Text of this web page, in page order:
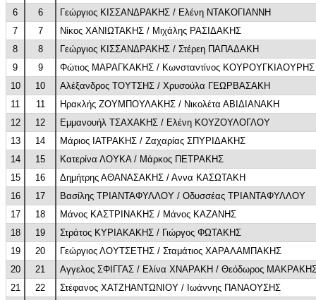
6
6
Γεώργιος ΚΙΣΣΑΝΔΡΑΚΗΣ / Ελένη ΝΤΑΚΟΓΙΑΝΝΗ
7
7
Νίκος ΧΑΝΙΩΤΑΚΗΣ / Μιχάλης ΡΑΣΙΔΑΚΗΣ
8
8
Γεώργιος ΚΙΣΣΑΝΔΡΑΚΗΣ / Στέρεη ΠΑΠΑΔΑΚΗ
9
9
Φώτιος ΜΑΡΑΓΚΑΚΗΣ / Κωνσταντίνος ΚΟΥΡΟΥΓΚΙΑΟΥΡΗΣ
10
10
Αλέξανδρος ΤΟΥΤΣΗΣ / Χρυσούλα ΓΕΩΡΒΑΣΑΚΗ
11
11
Ηρακλής ΖΟΥΜΠΟΥΛΑΚΗΣ / Νικολέτα ΑΒΙΔΙΑΝΑΚΗ
12
12
Εμμανουήλ ΤΣΑΧΑΚΗΣ / Ελένη ΚΟΥΖΟΥΛΟΓΛΟΥ
13
14
Μάριος ΙΑΤΡΑΚΗΣ / Ζαχαρίας ΣΠΥΡΙΔΑΚΗΣ
14
15
Κατερίνα ΛΟΥΚΑ / Μάρκος ΠΕΤΡΑΚΗΣ
15
16
Δημήτρης ΑΘΑΝΑΣΑΚΗΣ / Αννα ΚΑΣΩΤΑΚΗ
16
17
Βασίλης ΤΡΙΑΝΤΑΦΥΛΛΟΥ / Οδυσσέας ΤΡΙΑΝΤΑΦΥΛΛΟΥ
17
18
Μάνος ΚΑΣΤΡΙΝΑΚΗΣ / Μάνος ΚΑΖΑΝΗΣ
18
19
Στράτος ΚΥΡΙΑΚΑΚΗΣ / Γιώργος ΦΩΤΑΚΗΣ
19
20
Γεώργιος ΛΟΥΤΣΕΤΗΣ / Σταμάτιος ΧΑΡΑΛΑΜΠΑΚΗΣ
20
21
Αγγελος ΣΦΙΓΓΑΣ / Ελίνα ΧΝΑΡΑΚΗ / Θεόδωρος
21
22
Στέφανος ΧΑΤΖΗΑΝΤΩΝΙΟΥ / Ιωάννης ΠΑΝΑΟΥΣΗΣ